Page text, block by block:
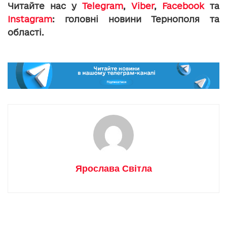
Читайте нас у Telegram, Viber, Facebookта
Instagram: головні новини Тернополя та
області.
Ярослава Світла